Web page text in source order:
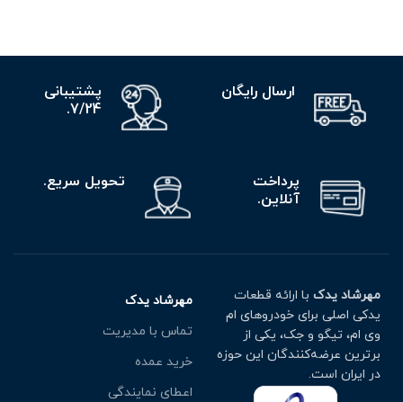
ارسال رایگان
پشتیبانی
7/24.
پرداخت
آنلاین.
تحویل سریع.
مهرشاد یدک با ارائه قطعات
یدکی اصلی برای خودروهای ام
وی ام، تیگو و جک، یکی از
برترین عرضه‌کنندگان این حوزه
در ایران است.
مهرشاد یدک
تماس با مدیریت
خرید عمده
اعطای نمایندگی